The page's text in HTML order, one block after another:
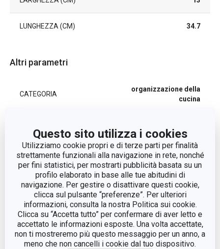
Questo sito utilizza i cookies
Utilizziamo cookie propri e di terze parti per finalità
strettamente funzionali alla navigazione in rete, nonché
per fini statistici, per mostrarti pubblicità basata su un
profilo elaborato in base alle tue abitudini di
navigazione. Per gestire o disattivare questi cookie,
clicca sul pulsante “preferenze”. Per ulteriori
informazioni, consulta la nostra Politica sui cookie.
Clicca su “Accetta tutto” per confermare di aver letto e
accettato le informazioni esposte. Una volta accettate,
non ti mostreremo più questo messaggio per un anno, a
meno che non cancelli i cookie dal tuo dispositivo.
LUNGHEZZA (CM) 34.7
Altri parametri
CATEGORIA
organizzazione della
cucina
MATERIALE metallo
parete attrezzata
COLORE Nero
LAVAGGIO IN
LAVASTOVIGLIE
No